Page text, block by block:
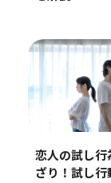
恋人の試し行
ざり！試し行